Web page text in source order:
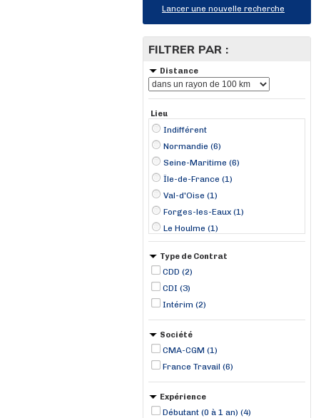
Lancer une nouvelle recherche
FILTRER PAR :
Distance
Lieu
Indifférent
Normandie (6)
Seine-Maritime (6)
Île-de-France (1)
Val-d'Oise (1)
Forges-les-Eaux (1)
Le Houlme (1)
Le Petit-Quevilly (1)
Le Trait (1)
Pavilly (1)
Roissy-en-France (1)
Rouen (1)
Type de Contrat
CDD (2)
CDI (3)
Intérim (2)
Société
CMA-CGM (1)
France Travail (6)
Expérience
Débutant (0 à 1 an) (4)